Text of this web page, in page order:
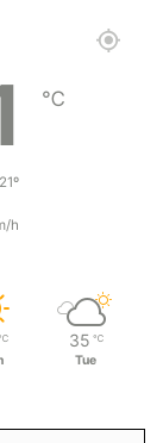
℃
h
35 ℃
Tue